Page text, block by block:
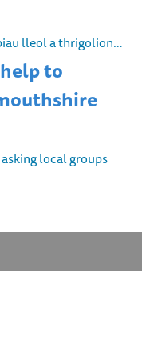
lleol a thrigolion…
to
local groups